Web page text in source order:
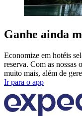
Ganhe ainda
Economize em hotéis
reserva. Com as nossas
muito mais, além de
Ir para o app